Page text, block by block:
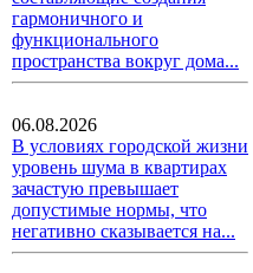
гармоничного и
функционального
пространства вокруг дома...
06.08.2026
В условиях городской жизни
уровень шума в квартирах
зачастую превышает
допустимые нормы, что
негативно сказывается на...